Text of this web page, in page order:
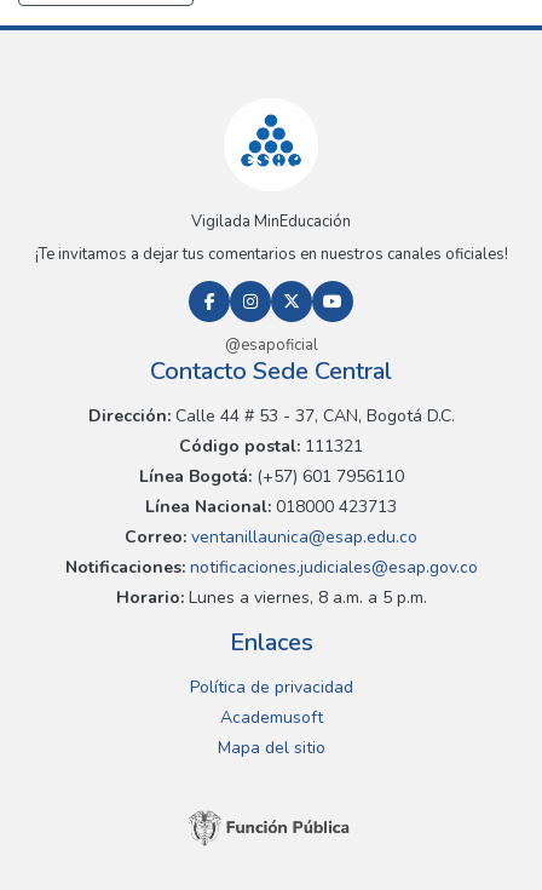
Vigilada MinEducación
¡Te invitamos a dejar tus comentarios en nuestros canales oficiales!
@esapoficial
Contacto Sede Central
Dirección:Calle 44 # 53 - 37, CAN, Bogotá D.C.
Código postal: 111321
Línea Bogotá:(+57) 601 7956110
Línea Nacional: 018000 423713
Correo: ventanillaunica@esap.edu.co
Notificaciones:notificaciones.judiciales@esap.gov.co
Horario:Lunes a viernes, 8 a.m. a 5 p.m.
Enlaces
Política de privacidad
Academusoft
Mapa del sitio